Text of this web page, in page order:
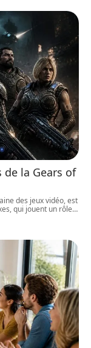
la Gears of
des jeux vidéo, est
qui jouent un rôle…